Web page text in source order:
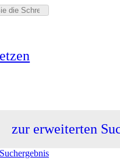
zur erweiterten